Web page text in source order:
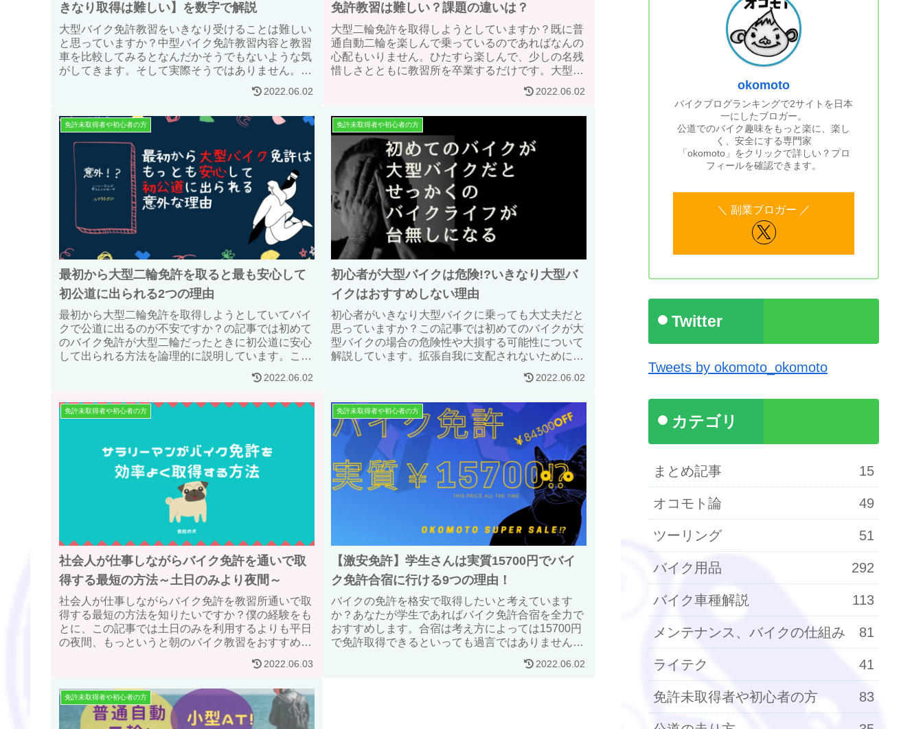
きなり取得は難しい】を数字で解説
大型バイク免許教習をいきなり受けることは難しい
と思っていますか？中型バイク免許教習内容と教習
車を比較してみるとなんだかそうでもないような気
がしてきます。そして実際そうではありません。わ
からんけど。僕が諸々比較検証してみたので読んで
2022.06.02
免許教習は難しい？課題の違いは？
大型二輪免許を取得しようとしていますか？既に普
通自動二輪を楽しんで乗っているのであればなんの
心配もいりません。ひたすら楽しんで、少しの名残
惜しさとともに教習所を卒業するだけです。大型二
輪は難しいと思っている方は是非読んでみてくださ
2022.06.02
免許未取得者や初心者の方
最初から大型二輪免許を取ると最も安心して
初公道に出られる2つの理由
最初から大型二輪免許を取得しようとしていてバイ
クで公道に出るのが不安ですか？の記事では初めて
のバイク免許が大型二輪だったときに初公道に安心
して出られる方法を論理的に説明しています。これ
2022.06.02
免許未取得者や初心者の方
初心者が大型バイクは危険!?いきなり大型バ
イクはおすすめしない理由
初心者がいきなり大型バイクに乗っても大丈夫だと
思っていますか？この記事では初めてのバイクが大
型バイクの場合の危険性や大損する可能性について
解説しています。拡張自我に支配されないためにも
2022.06.02
免許未取得者や初心者の方
社会人が仕事しながらバイク免許を通いで取
得する最短の方法～土日のみより夜間～
社会人が仕事しながらバイク免許を教習所通いで取
得する最短の方法を知りたいですか？僕の経験をも
とに、この記事では土日のみを利用するよりも平日
の夜間、もっというと朝のバイク教習をおすすめし
2022.06.03
免許未取得者や初心者の方
【激安免許】学生さんは実質15700円でバイ
ク免許合宿に行ける9つの理由！
バイクの免許を格安で取得したいと考えています
か？あなたが学生であればバイク免許合宿を全力で
おすすめします。合宿は考え方によっては15700円
で免許取得できるといっても過言ではありません。
2022.06.02
免許未取得者や初心者の方
okomoto
バイクブログランキングで2サイトを日本
一にしたブロガー。
公道でのバイク趣味をもっと楽に、楽し
く、安全にする専門家
「okomoto」をクリックで詳しい？プロ
フィールを確認できます。
Twitter
Tweets by okomoto_okomoto
カテゴリ
まとめ記事 15
オコモト論 49
ツーリング 51
バイク用品 292
バイク車種解説 113
メンテナンス、バイクの仕組み 81
ライテク 41
免許未取得者や初心者の方 83